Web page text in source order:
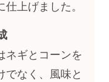
上げました。
ネギとコーンを
でなく、風味と